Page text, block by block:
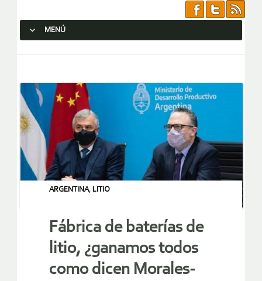
MENÚ
ARGENTINA, LITIO
Fábrica de baterías de
litio, ¿ganamos todos
como dicen Morales-